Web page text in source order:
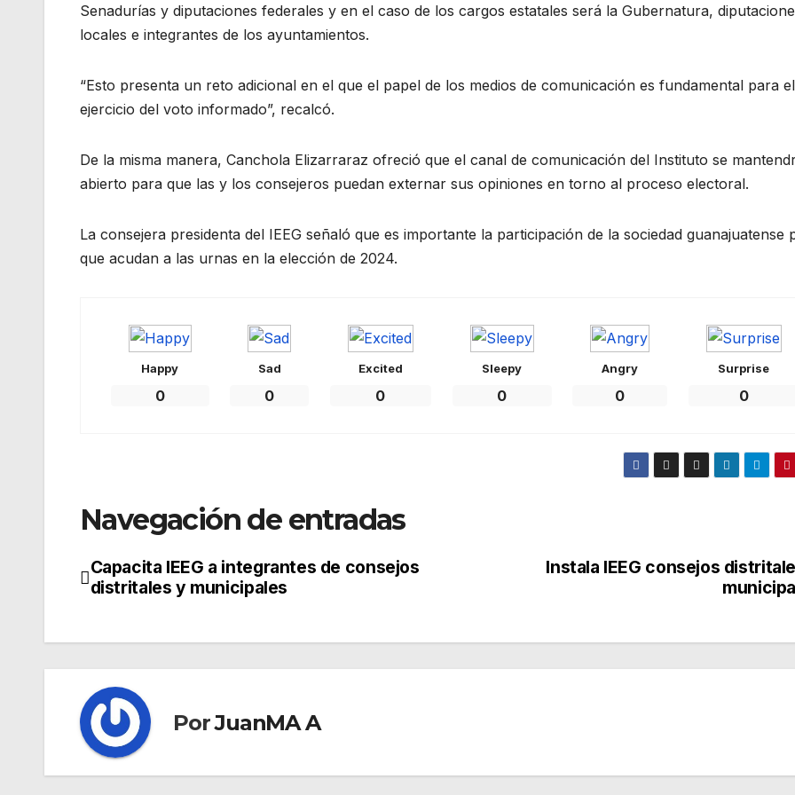
Senadurías y diputaciones federales y en el caso de los cargos estatales será la Gubernatura,
locales e integrantes de los ayuntamientos.
“Esto presenta un reto adicional en el que el papel de los medios de comunicación es fundamental para el
ejercicio del voto informado”, recalcó.
De la misma manera, Canchola Elizarraraz ofreció que el canal de comunicación del Instituto se
abierto para que las y los consejeros puedan externar sus opiniones en torno al proceso electoral.
La consejera presidenta del IEEG señaló que es importante la participación de la sociedad guanajuatense
que acudan a las urnas en la elección de 2024.
Happy
0
Sad
0
Excited
0
Sleepy
0
Angry
0
Surprise
0
Navegación de entradas
Instala IEEG consejos
Capacita IEEG a integrantes de consejos
distritales y municipales
PorJuanMA A